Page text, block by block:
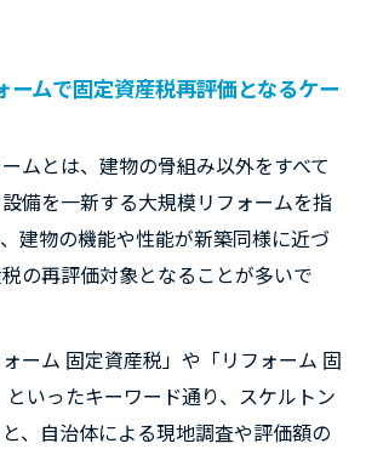
ームで固定資産税再評価となるケー
ムとは、建物の骨組み以外をすべて
備を一新する大規模リフォームを指
建物の機能や性能が新築同様に近づ
の再評価対象となることが多いで
ォーム 固定資産税」や「リフォーム 固
いったキーワード通り、スケルトン
、自治体による現地調査や評価額の